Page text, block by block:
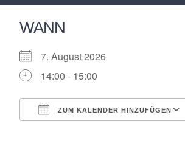
WANN
7. August 2026
14:00 - 15:00
ZUM KALENDER HINZUFÜGEN